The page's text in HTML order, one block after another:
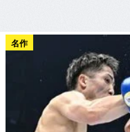
名作